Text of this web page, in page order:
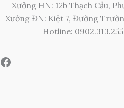
Xưởng HN: 12b Thạch Cầu,
Xưởng ĐN: Kiệt 7, Đường
Hotline: